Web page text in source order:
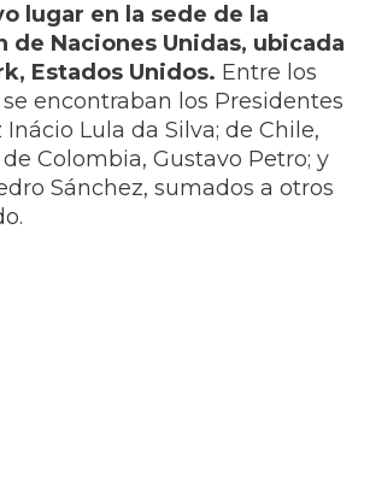
lugar en la sede de la
de Naciones Unidas, ubicada
Estados Unidos. Entre los
encontraban los Presidentes
Inácio Lula da Silva; de Chile,
Colombia, Gustavo Petro; y
Sánchez, sumados a otros